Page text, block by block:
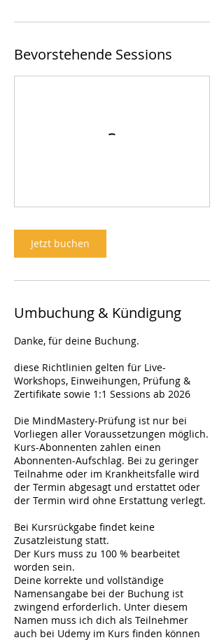
Bevorstehende Sessions
Jetzt buchen
Umbuchung & Kündigung
Danke, für deine Buchung.
diese Richtlinien gelten für Live-
Workshops, Einweihungen, Prüfung &
Zertifikate sowie 1:1 Sessions ab 2026
Die MindMastery-Prüfung ist nur bei
Vorliegen aller Voraussetzungen möglich.
Kurs-Abonnenten zahlen einen
Abonnenten-Aufschlag. Bei zu geringer
Teilnahme oder im Krankheitsfalle wird
der Termin abgesagt und erstattet oder
der Termin wird ohne Erstattung verlegt.
Bei Kursrückgabe findet keine
Zusatzleistung statt.
Der Kurs muss zu 100 % bearbeitet
worden sein.
Deine korrekte und vollständige
Namensangabe bei der Buchung ist
zwingend erforderlich. Unter diesem
Namen muss ich dich als Teilnehmer
auch bei Udemy im Kurs finden können